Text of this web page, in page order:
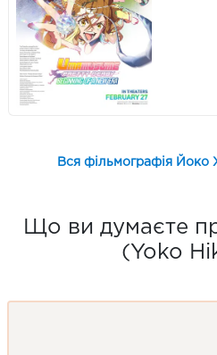
Вся фільмографія Йоко
Що ви думаєте
(Yoko